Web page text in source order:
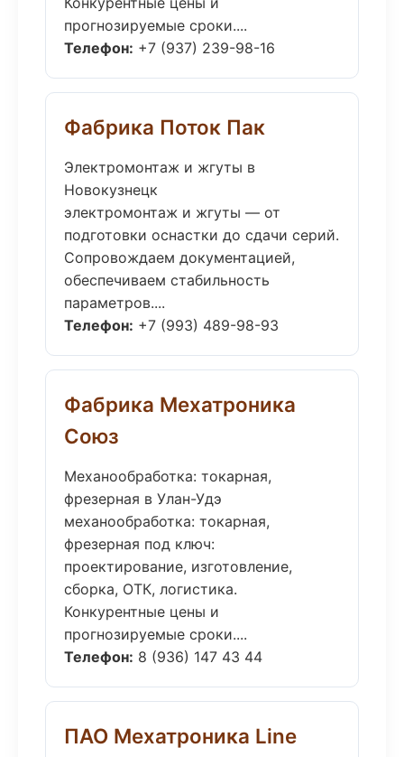
прогнозируемые сроки....
Телефон: +7 (937) 239-98-16
Фабрика Поток Пак
Электромонтаж и жгуты в
Новокузнецк
электромонтаж и жгуты — от
подготовки оснастки до сдачи серий.
Сопровождаем документацией,
обеспечиваем стабильность
параметров....
Телефон: +7 (993) 489-98-93
Фабрика Мехатроника
Союз
Механообработка: токарная,
фрезерная в Улан-Удэ
механообработка: токарная,
фрезерная под ключ:
проектирование, изготовление,
сборка, ОТК, логистика.
Конкурентные цены и
прогнозируемые сроки....
Телефон: 8 (936) 147 43 44
ПАО Мехатроника Line